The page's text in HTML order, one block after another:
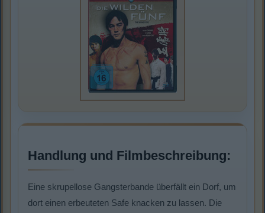
Handlung und Filmbeschreibung:
Eine skrupellose Gangsterbande überfällt ein Dorf, um
dort einen erbeuteten Safe knacken zu lassen. Die